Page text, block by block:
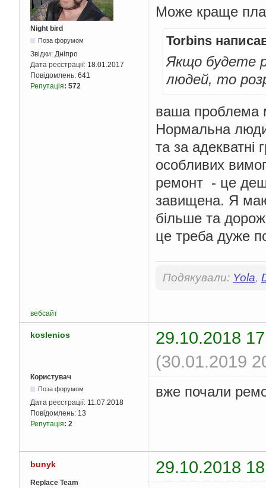
Night bird
Поза форумом
Звідки: Дніпро
Дата реєстрації: 18.01.2017
Повідомлень: 641
Репутація: 572
Може краще
Torbins
Якщо будете
людей, то
ваша проблема
Нормальна
та за адекватні
особливих
ремонт - це
завищена. Я
більше та
це треба дуже
Подякували: Yola,
вебсайт
koslenios
29.10.2018
(30.01.2019
Користувач
Поза форумом
Дата реєстрації: 11.07.2018
Повідомлень: 13
Репутація: 2
вже почали
bunyk 29.10.2018
Replace Team